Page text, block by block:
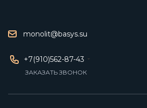
monolit@basys.su
+7(910)562-87-43
ЗАКАЗАТЬ ЗВОНОК